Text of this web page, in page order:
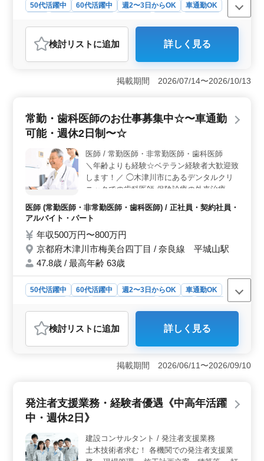
50代活躍中 60代活躍中 週2〜3日からOK
車通勤OK
おすすめポイント
＜経験を重視＞ 看護師実務経験5年以上の方を求めてい
ます。高齢者の介護や医療に関する豊富な知識と経験を
持つ方々が、安心して業務に取り組める環境が整ってい
通勤可能＞ マイカー通勤が可能であり、交通の便の良
い立地にあります。公共交通機関が不便な地域にお住ま
て通勤できるでしょう。 ＜長期勤務可能な方歓迎
＞ 長期間安定して働ける方を歓迎しています。福祉施
設での看護業務は、慣れ親しんだ環境での安定した勤務
が求められます。経験を活かし、長く活躍していただけ
検討リスト に追加 詳しく見る
掲載期間 2026/07/14〜2026/10/13
常勤・歯科医師のお仕事募集中☆〜車通勤
可能・週休2日制〜☆
医師 / 常勤医師・非常勤医師・歯科医師
＼年齢よりも経験☆ベテラン経験者大歓迎致
します！／ ◯木津川市にあるデンタルクリ
ニックでの歯科医師 保険診療の外来治療中
心【小児科】 ◯業務内容 ・歯や歯周病の治
療 ・予防歯科 ・口腔ケアや審美歯科 ・歯列
矯正 ・歯科検診 ◯ポイント ・車通勤可能
・週休2日制 ・50代、60代歓迎 ・シニアの
方も活躍中 →勤務日相談可能(その他備考)、
社会保険完備 等 お気軽にお問い合わせ下さ
医師 (常勤医師・非常勤医師・歯科医師) / 正社員・契約社員・
アルバイト・パート
年収500万円〜800万円
京都府木津川市梅美台四丁目 / 奈良線 平城山駅
47.8歳 / 最高年齢 63歳
50代活躍中 60代活躍中 週2〜3日からOK
車通勤OK
おすすめポイント
＜仕事の特徴＞ 京都府木津川市に位置するデンタルク
リニックでの常勤歯科医師を募集中です。車通勤が可能
で、週休2日制の働きやすい環境です。経験豊富なベテラ
特に小児歯科に力を入れています。治療内容は多岐にわ
たり、歯や歯周病の治療から予防歯科、口腔ケアや審美
ント＞ 車通勤が可能なため、交通手段に制約がある方
でも安心です。週休2日制で、プライベートの時間も大切
検討リスト に追加 詳しく見る
掲載期間 2026/06/11〜2026/09/10
発注者支援業務・経験者優遇《中高年活躍
中・週休2日》
建設コンサルタント / 発注者支援業務
土木技術者求む！ 各機関での発注者支援業